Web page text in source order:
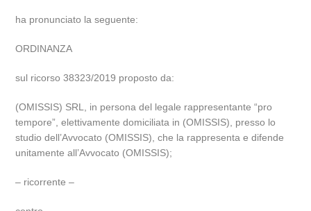
ha pronunciato la seguente:
ORDINANZA
sul ricorso 38323/2019 proposto da:
(OMISSIS) SRL, in persona del legale rappresentante “pro
tempore”, elettivamente domiciliata in (OMISSIS), presso lo
studio dell’Avvocato (OMISSIS), che la rappresenta e difende
unitamente all’Avvocato (OMISSIS);
– ricorrente –